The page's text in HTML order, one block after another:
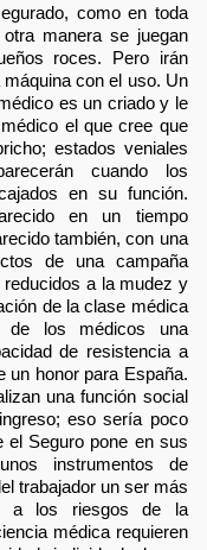
como en toda
manera se juegan
roces. Pero irán
con el uso. Un
es un criado y le
el que cree que
estados veniales
cuando los
en su función.
en un tiempo
también, con una
de una campaña
a la mudez y
de la clase médica
de los médicos una
de resistencia a
un honor para España.
una función social
eso sería poco
el Seguro pone en sus
instrumentos de
trabajador un ser más
a los riesgos de la
médica requieren